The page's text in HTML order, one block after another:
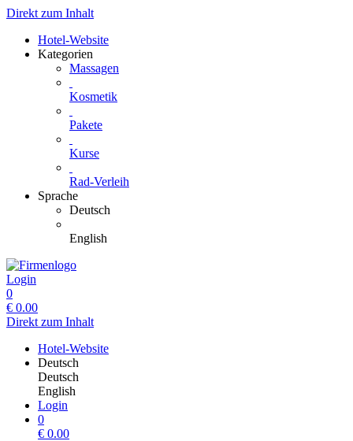
Direkt zum Inhalt
Hotel-Website
Kategorien
Massagen
Kosmetik
Pakete
Kurse
Rad-Verleih
Sprache
Deutsch
English
Login
0
€ 0.00
Direkt zum Inhalt
Hotel-Website
Deutsch
Deutsch
English
Login
0
€ 0.00